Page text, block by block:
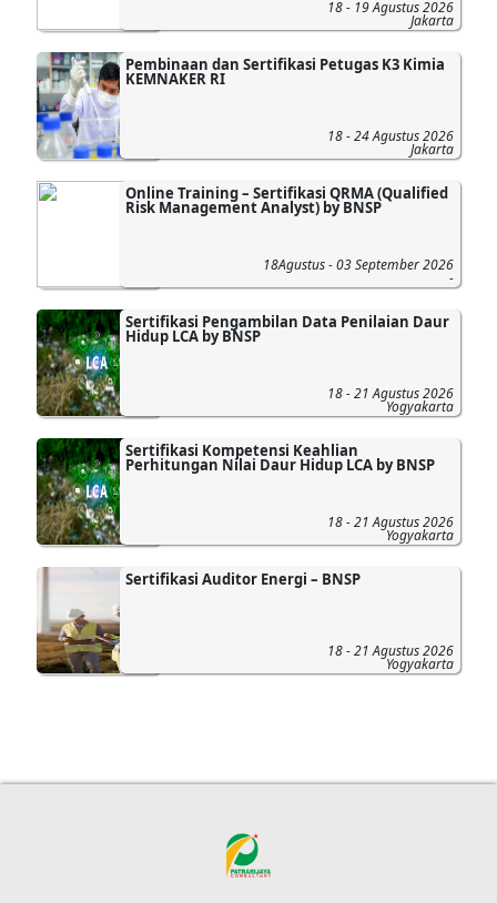
18 - 19 Agustus 2026
Jakarta
Pembinaan dan Sertifikasi Petugas K3 Kimia
KEMNAKER RI
18 - 24 Agustus 2026
Jakarta
Online Training – Sertifikasi QRMA (Qualified
Risk Management Analyst) by BNSP
18Agustus - 03 September 2026
-
Sertifikasi Pengambilan Data Penilaian Daur
Hidup LCA by BNSP
18 - 21 Agustus 2026
Yogyakarta
Sertifikasi Kompetensi Keahlian
Perhitungan Nilai Daur Hidup LCA by BNSP
18 - 21 Agustus 2026
Yogyakarta
Sertifikasi Auditor Energi – BNSP
18 - 21 Agustus 2026
Yogyakarta